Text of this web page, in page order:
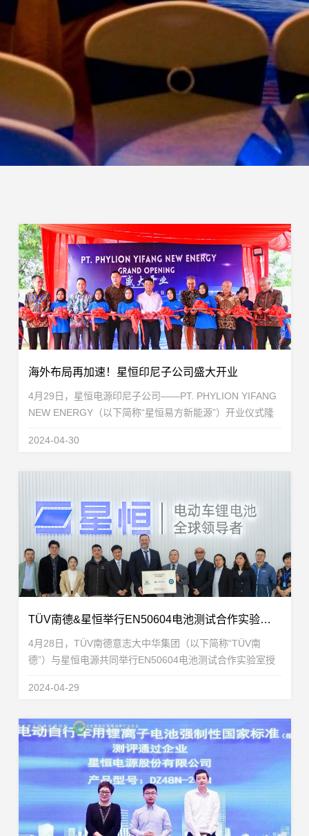
海外布局再加速！星恒印尼子公司盛大开业
4月29日，星恒电源印尼子公司——PT. PHYLION YIFANG
NEW ENERGY（以下简称“星恒易方新能源”）开业仪式隆
实现本地化的锂电池供应，...
2024-04-30
TÜV南德&星恒举行EN50604电池测试合作实验室授牌仪式
4月28日，TÜV南德意志大中华集团（以下简称“TÜV南
德”）与星恒电源共同举行EN50604电池测试合作实验室授
能力满足TÜV南德合作实验室的要求，已具备...
2024-04-29